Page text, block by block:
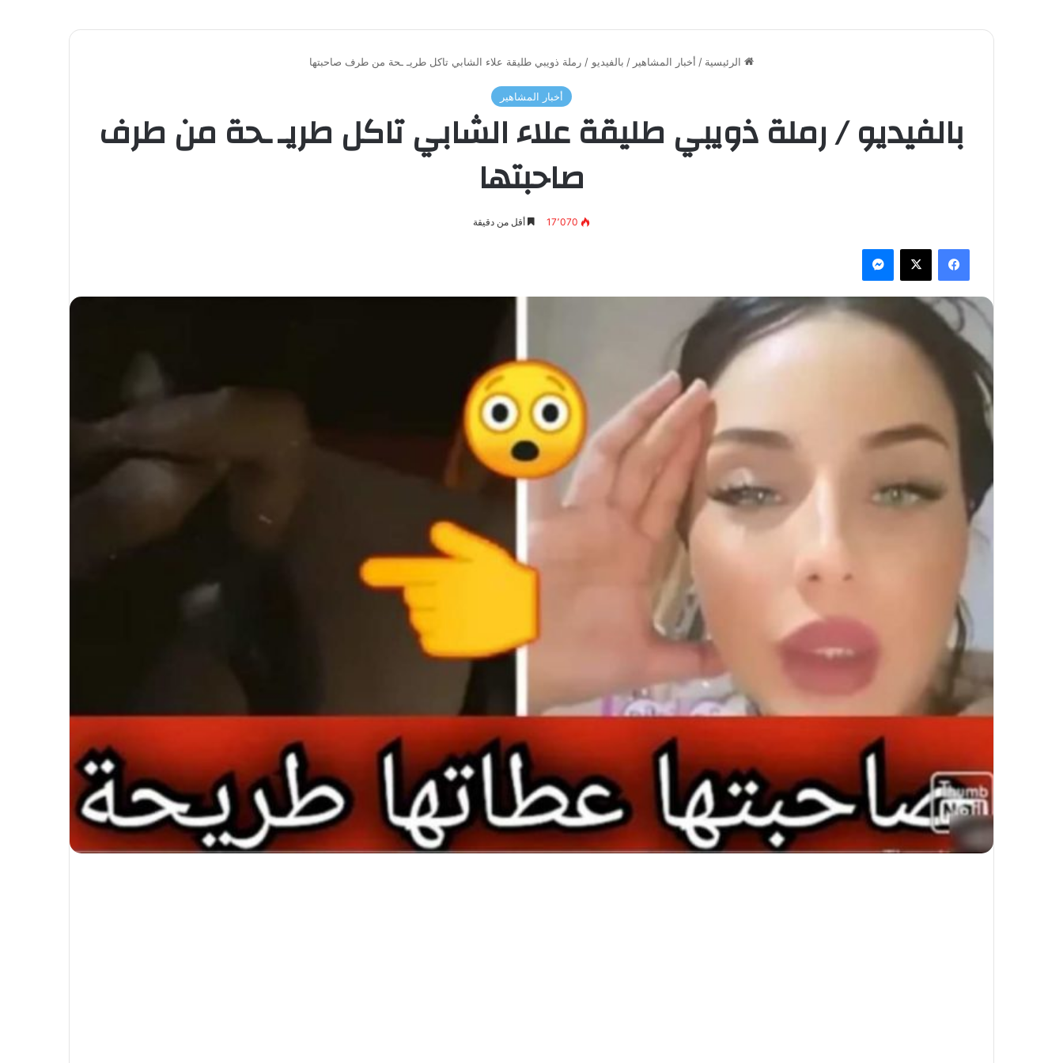
الرئيسية / أخبار المشاهير / بالفيديو / رملة ذويبي طليقة علاء الشابي تاكل طريـ ـحة من طرف صاحبتها
أخبار المشاهير
بالفيديو / رملة ذويبي طليقة علاء الشابي تاكل طريـ ـحة من طرف
صاحبتها
17٬070 أقل من دقيقة
فيسبوك